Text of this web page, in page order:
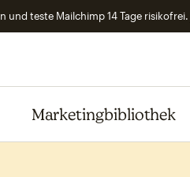
und teste Mailchimp 14 Tage risikofrei.
Marketingbibliothek